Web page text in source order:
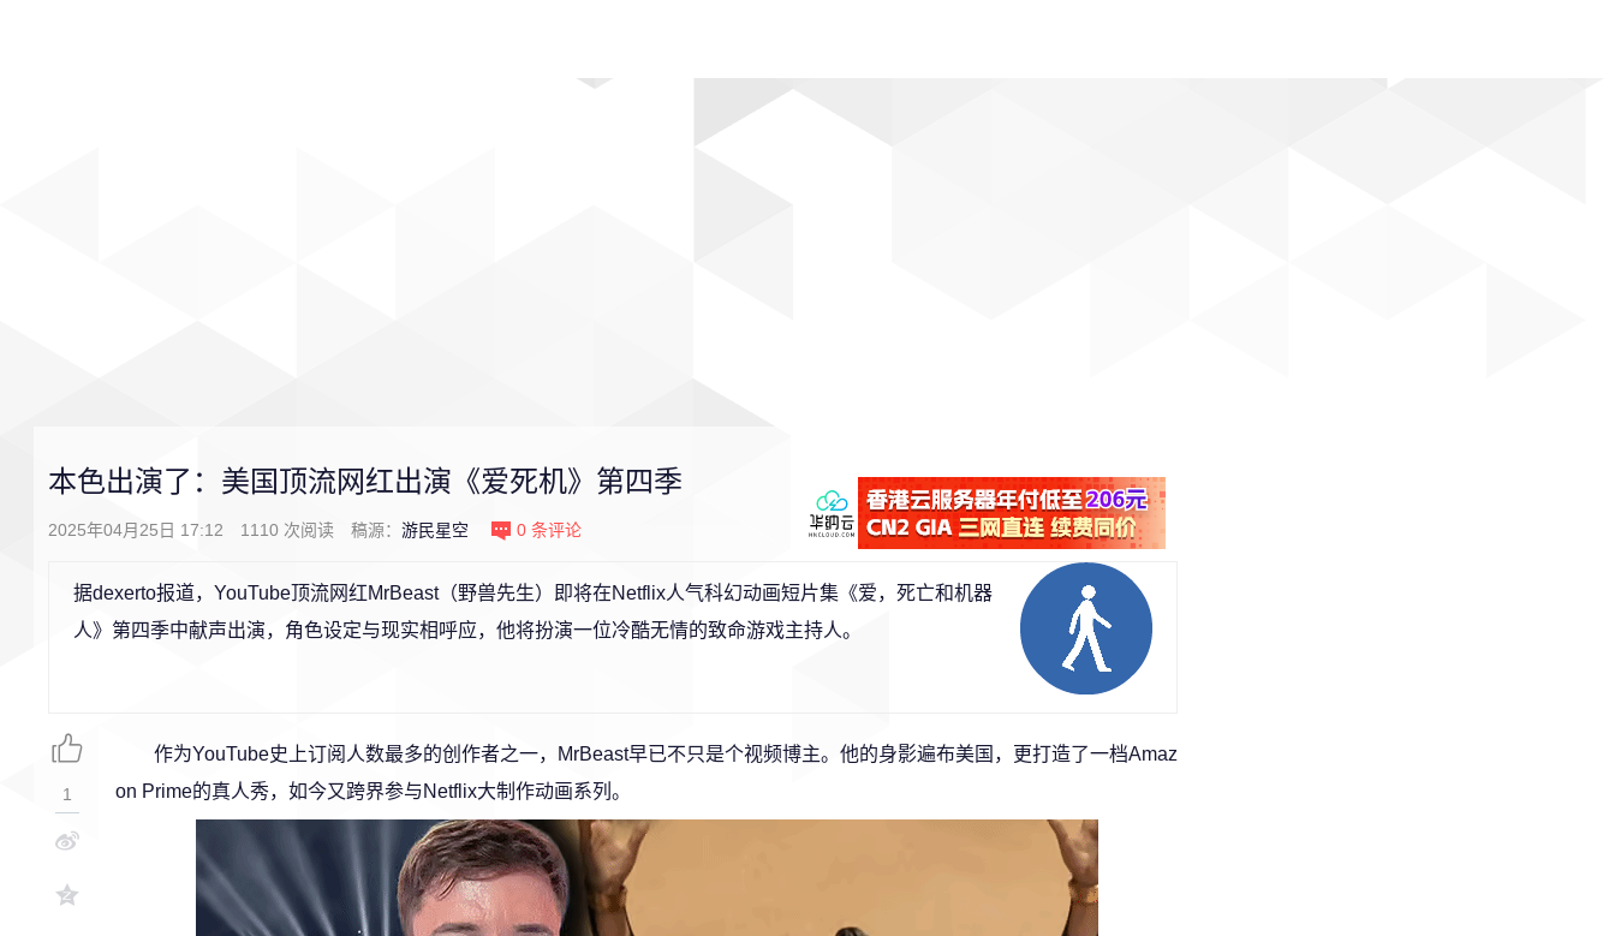
本色出演了：美国顶流网红出演《爱死机》第四季
2025年04月25日 17:12 1110 次阅读 稿源： 游民星空 0 条评论
据dexerto报道，YouTube顶流网红MrBeast（野兽先生）即将在Netflix人气科幻动画短片集《爱，死亡和机器
人》第四季中献声出演，角色设定与现实相呼应，他将扮演一位冷酷无情的致命游戏主持人。
作为YouTube史上订阅人数最多的创作者之一，MrBeast早已不只是个视频博主。他的身影遍布美国，更打造了一档Amaz
on Prime的真人秀，如今又跨界参与Netflix大制作动画系列。
1